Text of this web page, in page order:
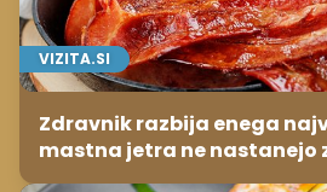
VIZITA.SI
Zdravnik razbija enega
mastna jetra ne nastanejo
temveč zaradi živila, ki ga